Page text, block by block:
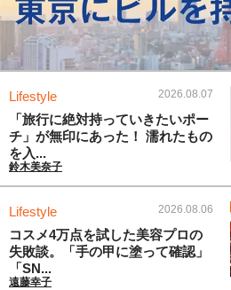
Lifestyle 2026.08.07
「旅行に絶対持っていきたいポー
チ」が無印にあった！ 濡れたもの
を入...
鈴木美奈子
Lifestyle 2026.08.06
コスメ4万点を試した美容プロの
失敗談。「手の甲に塗って確認」
「SN...
遠藤幸子